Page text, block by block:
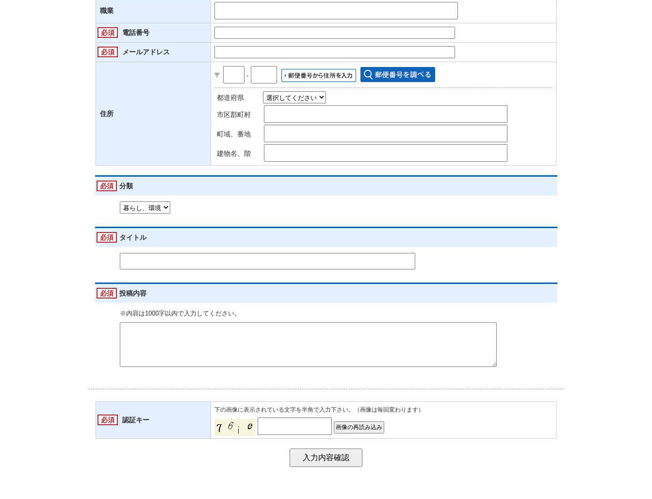
職業
必須 電話番号
必須 メールアドレス
住所
〒 ‐
都道府県
市区郡町村
町域、番地
建物名、階
必須 分類
必須 タイトル
必須 投稿内容
※内容は1000字以内で入力してください。
必須 認証キー
下の画像に表示されている文字を半角で入力下さい。（画像は毎回変わります）